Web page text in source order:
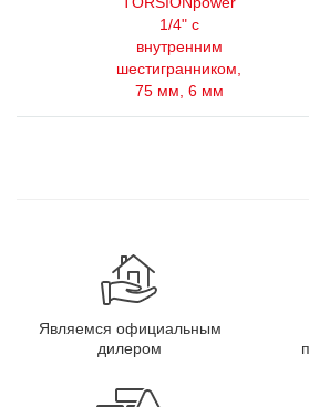
1/4" с
внутренним
шестигранником,
75 мм, 6 мм
Являемся официальным
дилером